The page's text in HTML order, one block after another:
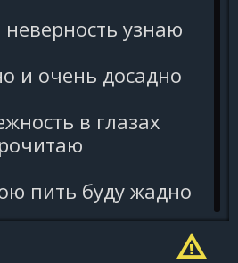
неверность узнаю
и очень досадно
в глазах
пить буду жадно
пить буду жадно